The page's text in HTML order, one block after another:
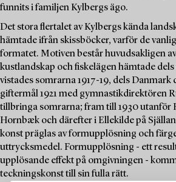
funnits i familjen Kylbergs ägo.
Det stora flertalet av Kylbergs kända
hämtade ifrån skissböcker, varför de
formatet. Motiven består huvudsakligen
kustlandskap och fiskelägen hämtade
vistades somrarna 1917-19, dels Danmark
giftermål 1921 med gymnastikdirektören
tillbringa somrarna; fram till 1930 utanför
Hornbæk och därefter i Ellekilde på
konst präglas av formupplösning och
uttrycksmedel. Formupplösning - ett
upplösande effekt på omgivningen -
teckningskonst till sin fulla rätt.